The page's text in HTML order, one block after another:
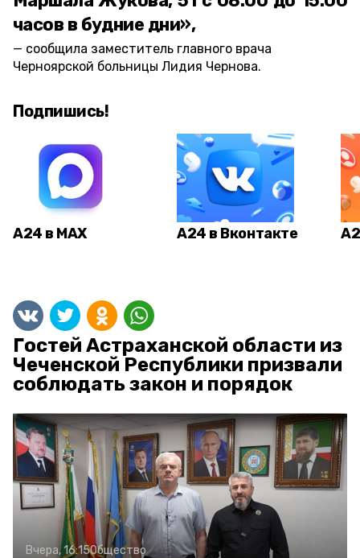
часов в будние дни»,
сообщила заместитель главного врача
Черноярской больницы Лидия Чернова.
Подпишись!
А24 в MAX А24 в Вконтакте
Гостей Астраханской области из
Чеченской Республики призвали
соблюдать закон и порядок
Вчера, 16:15Общество